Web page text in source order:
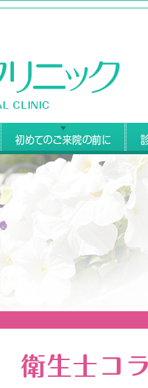
クリニック紹介 始め